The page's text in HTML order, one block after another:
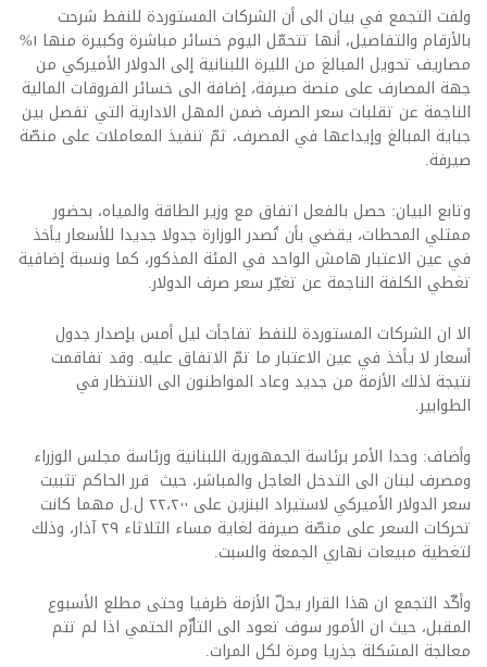
ولفت التجمع في بيان الى أن الشركات المستوردة للنفط شرحت
بالأرقام والتفاصيل، أنها تتحمّل اليوم خسائر مباشرة وكبيرة منها ١%
مصاريف تحويل المبالغ من الليرة اللبنانية إلى الدولار الأميركي من
جهة المصارف‏ ‏على منصة صيرفة، إضافة الى خسائر الفروقات المالية
الناجمة عن تقلبات سعر الصرف ضمن المهل الادارية التي تفصل بين
جباية المبالغ وإيداعها في المصرف، ثمّ تنفيذ المعاملات على منصّة
صيرفة.
وتابع البيان: حصل بالفعل اتفاق مع وزير الطاقة والمياه، بحضور
ممثلي المحطات، يقضي بأن تُصدر الوزارة جدولا جديدا للأسعار يأخذ
في عين الاعتبار هامش الواحد في المئة المذكور، كما ونسبة إضافية
تغطي الكلفة الناجمة عن تغيّر سعر صرف الدولار.
الا ان الشركات المستوردة للنفط تفاجأت ليل أمس بإصدار جدول
أسعار لا يأخذ في عين الاعتبار ما تمّ الاتفاق عليه. وقد تفاقمت
نتيجة لذلك الأزمة من جديد وعاد المواطنون الى الانتظار في
الطوابير.
وأضاف: وحدا الأمر برئاسة الجمهورية اللبنانية ورئاسة مجلس الوزراء
ومصرف لبنان الى التدخل العاجل والمباشر، حيث قرر الحاكم تثبيت
سعر الدولار الأميركي لاستيراد البنزين على ٢٢،٢٠٠ ل.ل مهما كانت
تحركات السعر على منصّة صيرفة لغاية مساء الثلاثاء ٢٩ آذار، وذلك
لتغطية مبيعات نهاري الجمعة والسبت.
وأكّد التجمع ان هذا القرار يحلّ الأزمة ظرفيا وحتى مطلع الأسبوع
المقبل، حيث ان الأمور سوف تعود الى التأزّم الحتمي اذا لم تتم
معالجة المشكلة جذريا ومرة لكل المرات.